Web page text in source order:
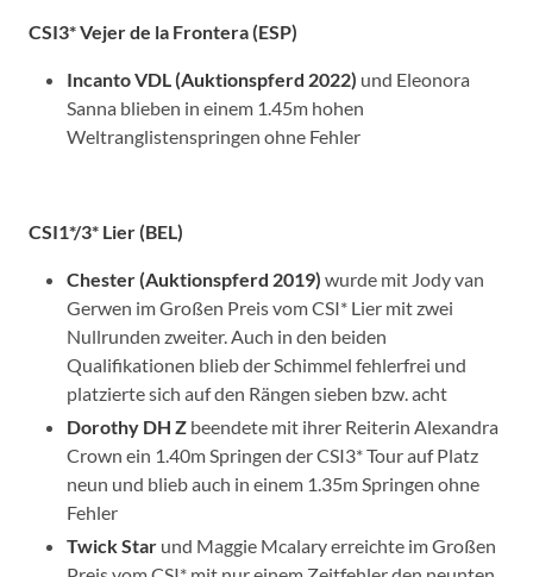
CSI3* Vejer de la Frontera (ESP)
Incanto VDL (Auktionspferd 2022) und Eleonora
Sanna blieben in einem 1.45m hohen
Weltranglistenspringen ohne Fehler
CSI1*/3* Lier (BEL)
Chester (Auktionspferd 2019) wurde mit Jody van
Gerwen im Großen Preis vom CSI* Lier mit zwei
Nullrunden zweiter. Auch in den beiden
Qualifikationen blieb der Schimmel fehlerfrei und
platzierte sich auf den Rängen sieben bzw. acht
Dorothy DH Z beendete mit ihrer Reiterin Alexandra
Crown ein 1.40m Springen der CSI3* Tour auf Platz
neun und blieb auch in einem 1.35m Springen ohne
Fehler
Twick Star und Maggie Mcalary erreichte im Großen